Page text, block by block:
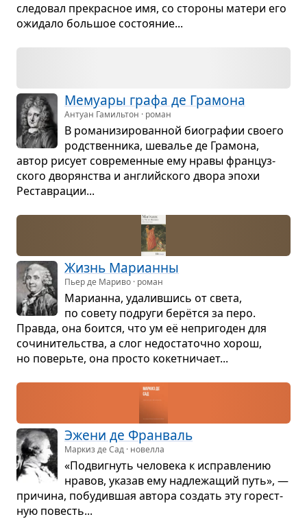
сле­до­вал пре­крас­ное имя, со сто­роны матери его
ожи­дало боль­шое состо­я­ние...
Мему­ары графа де Гра­мона
Антуан Гамильтон · роман
В рома­ни­зи­ро­ван­ной био­гра­фии сво­его
род­ствен­ника, шева­лье де Гра­мона,
автор рисует совре­мен­ные ему нравы фран­цуз­
ского дво­рян­ства и английского двора эпохи
Рестав­ра­ции...
Жизнь Мари­анны
Пьер де Мариво · роман
Мари­анна, уда­лив­шись от света,
по совету подруги берётся за перо.
Правда, она боится, что ум её непри­го­ден для
сочи­ни­тель­ства, а слог недо­ста­точно хорош,
но поверьте, она про­сто кокет­ни­чает...
Эжени де Фран­валь
Маркиз де Сад · новелла
«Подвиг­нуть чело­века к исправ­ле­нию
нра­вов, ука­зав ему над­ле­жа­щий путь», —
при­чина, побу­див­шая автора создать эту горест­
ную повесть...